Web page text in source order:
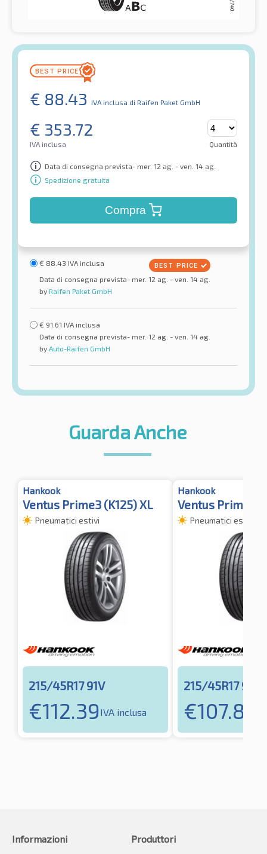
€ 88.43 IVA inclusa di Raifen Paket GmbH
€ 353.72
IVA inclusa Quantità
Data di consegna prevista- mer. 12 ag. - ven. 14 ag.
Spedizione gratuita
Compra
€ 88.43 IVA inclusa
Data di consegna prevista- mer. 12 ag. - ven. 14 ag.
by Raifen Paket GmbH
€ 91.61 IVA inclusa
Data di consegna prevista- mer. 12 ag. - ven. 14 ag.
by Auto-Raifen GmbH
Guarda Anche
Hankook
Ventus Prime3 (K125) XL
Pneumatici estivi
215/45R17 91V
€112.39IVA inclusa
Hankook
Ventus Prime3
Pneumatici estivi
215/45R17 91V
€107.85
Informazioni
Produttori